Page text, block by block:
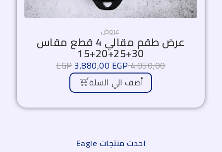
عرض طقم مقالي 4 قطع مقاس
30+25+20+15
4.850,00
EGP3.880,00EGP
أضف الي السلة
احدث منتجات Eagle